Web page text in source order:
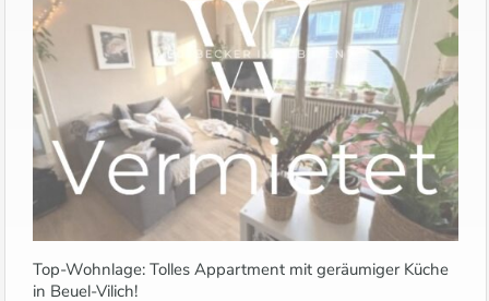
Top-Wohnlage: Tolles Appartment mit geräumiger Küche
in Beuel-Vilich!